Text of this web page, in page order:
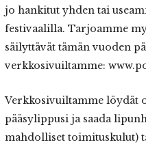
jo hankitut yhden tai
festivaalilla. Tarjoamme
säilyttävät tämän vuoden
verkkosivuiltamme:
Verkkosivuiltamme löydät
pääsylippusi ja saada
mahdolliset toimituskulut)